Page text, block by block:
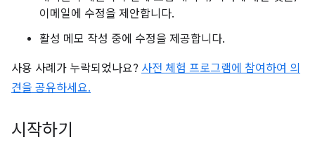
이메일에 수정을 제안합니다.
활성 메모 작성 중에 수정을 제공합니다.
사용 사례가 누락되었나요? 사전 체험 프로그램에 참여하여 의
견을 공유하세요.
시작하기